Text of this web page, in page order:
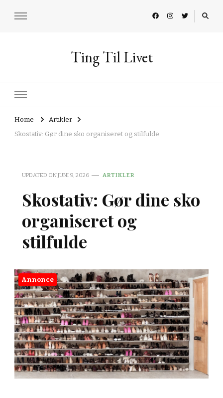
Ting Til Livet
Home
Artikler
Skostativ: Gør dine sko organiseret og stilfulde
UPDATED ONJUNI 9, 2026 ARTIKLER
Skostativ: Gør dine sko
organiseret og
stilfulde
Annonce